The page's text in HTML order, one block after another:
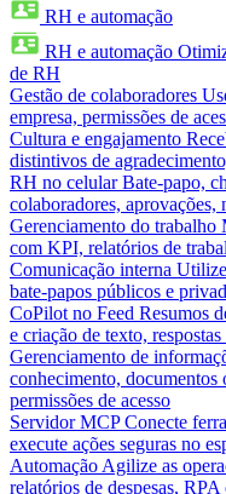
RH e automação
RH e automação
de RH
Gestão de colaboradores
empresa, permissões de
Cultura e engajamento
distintivos de
RH no celular Bate-papo,
colaboradores,
Gerenciamento do trabalho
com KPI, relatórios de
Comunicação interna
bate-papos públicos e
CoPilot no Feed Resumos
e criação de texto,
Gerenciamento de
conhecimento, documentos
permissões de acesso
Servidor MCP Conecte
execute ações seguras no
Automação Agilize as
relatórios de despesas,